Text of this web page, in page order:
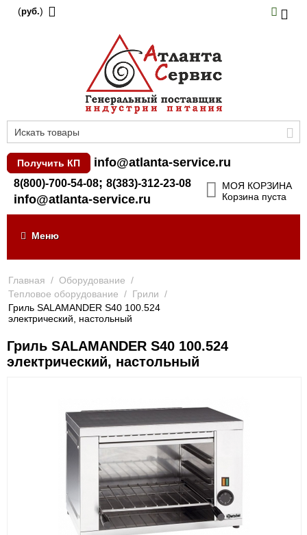
(руб.)
Получить КП info@atlanta-service.ru
8(800)-700-54-08; 8(383)-312-23-08
info@atlanta-service.ru
МОЯ КОРЗИНА
Корзина пуста
Меню
Главная / Оборудование /
Тепловое оборудование / Грили /
Гриль SALAMANDER S40 100.524
электрический, настольный
Гриль SALAMANDER S40 100.524
электрический, настольный